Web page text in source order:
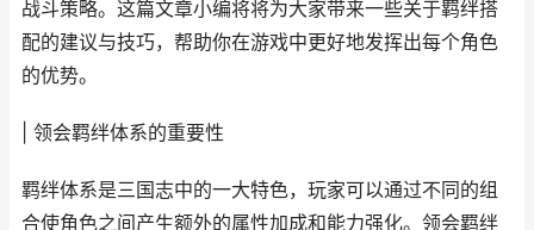
战斗策略。这篇文章小编将将为大家带来一些关于羁绊搭
配的建议与技巧，帮助你在游戏中更好地发挥出每个角色
的优势。
| 领会羁绊体系的重要性
羁绊体系是三国志中的一大特色，玩家可以通过不同的组
合使角色之间产生额外的属性加成和能力强化。领会羁绊